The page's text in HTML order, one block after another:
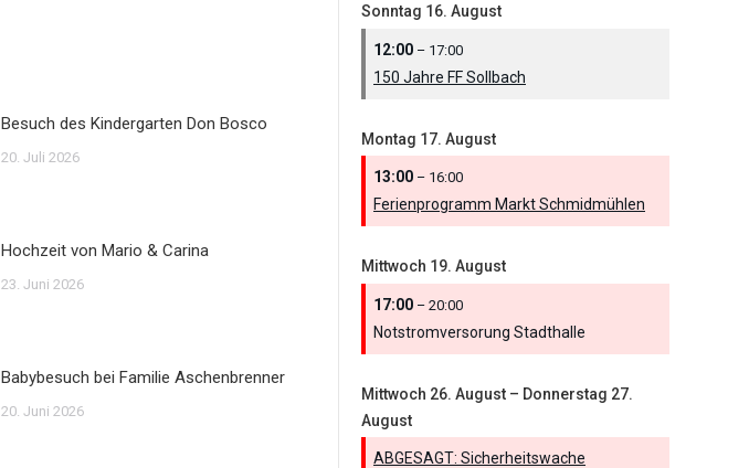
Besuch des Kindergarten Don Bosco
20. Juli 2026
Hochzeit von Mario & Carina
23. Juni 2026
Babybesuch bei Familie Aschenbrenner
20. Juni 2026
Sonntag 16. August
12:00 – 17:00
150 Jahre FF Sollbach
Montag 17. August
13:00 – 16:00
Ferienprogramm Markt Schmidmühlen
Mittwoch 19. August
17:00 – 20:00
Notstromversorung Stadthalle
Mittwoch 26. August – Donnerstag 27.
August
ABGESAGT: Sicherheitswache